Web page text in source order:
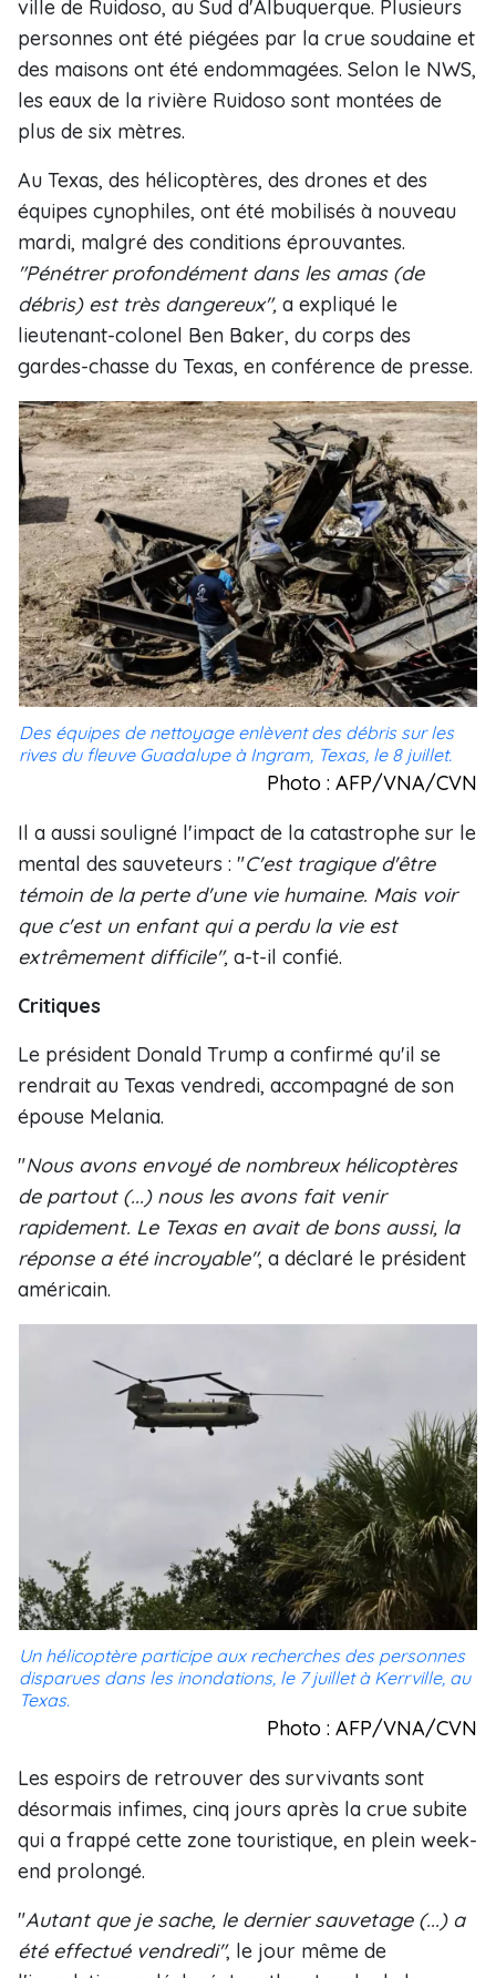
ville de Ruidoso, au Sud d'Albuquerque. Plusieurs
personnes ont été piégées par la crue soudaine et
des maisons ont été endommagées. Selon le NWS,
les eaux de la rivière Ruidoso sont montées de
plus de six mètres.
Au Texas, des hélicoptères, des drones et des
équipes cynophiles, ont été mobilisés à nouveau
mardi, malgré des conditions éprouvantes.
"Pénétrer profondément dans les amas (de
débris) est très dangereux", a expliqué le
lieutenant-colonel Ben Baker, du corps des
gardes-chasse du Texas, en conférence de presse.
Des équipes de nettoyage enlèvent des débris sur les
rives du fleuve Guadalupe à Ingram, Texas, le 8 juillet.
Photo : AFP/VNA/CVN
Il a aussi souligné l'impact de la catastrophe sur le
mental des sauveteurs : "C'est tragique d'être
témoin de la perte d'une vie humaine. Mais voir
que c'est un enfant qui a perdu la vie est
extrêmement difficile", a-t-il confié.
Critiques
Le président Donald Trump a confirmé qu'il se
rendrait au Texas vendredi, accompagné de son
épouse Melania.
"Nous avons envoyé de nombreux hélicoptères
de partout (...) nous les avons fait venir
rapidement. Le Texas en avait de bons aussi, la
réponse a été incroyable", a déclaré le président
américain.
Un hélicoptère participe aux recherches des personnes
disparues dans les inondations, le 7 juillet à Kerrville, au
Texas.
Photo : AFP/VNA/CVN
Les espoirs de retrouver des survivants sont
désormais infimes, cinq jours après la crue subite
qui a frappé cette zone touristique, en plein week-
end prolongé.
"Autant que je sache, le dernier sauvetage (...) a
été effectué vendredi", le jour même de